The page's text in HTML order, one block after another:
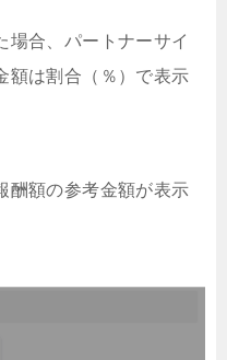
場合、パートナーサイ
額は割合（％）で表示
酬額の参考金額が表示